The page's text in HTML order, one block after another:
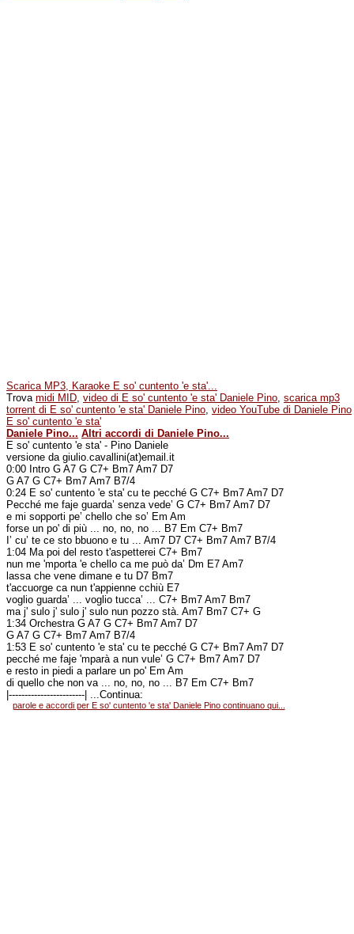
Scarica MP3, Karaoke E so' cuntento 'e sta'...
Trova midi MID, video di E so' cuntento 'e sta' Daniele Pino, scarica mp3
torrent di E so' cuntento 'e sta' Daniele Pino, video YouTube di Daniele Pino
E so' cuntento 'e sta'
Daniele Pino... Altri accordi di Daniele Pino...
E so' cuntento 'e sta' - Pino Daniele
versione da giulio.cavallini(at)email.it
0:00 Intro G A7 G C7+ Bm7 Am7 D7
G A7 G C7+ Bm7 Am7 B7/4
0:24 E so' cuntento 'e sta' cu te pecché G C7+ Bm7 Am7 D7
Pecché me faje guarda’ senza vede’ G C7+ Bm7 Am7 D7
e mi sopporti pe’ chello che so’ Em Am
forse un po' di più ... no, no, no ... B7 Em C7+ Bm7
I’ cu’ te ce sto bbuono e tu ... Am7 D7 C7+ Bm7 Am7 B7/4
1:04 Ma poi del resto t'aspetterei C7+ Bm7
nun me 'mporta 'e chello ca me può da’ Dm E7 Am7
lassa che vene dimane e tu D7 Bm7
t'accuorge ca nun t'appienne cchiù E7
voglio guarda’ ... voglio tucca’ ... C7+ Bm7 Am7 Bm7
ma j' sulo j' sulo j' sulo nun pozzo stà. Am7 Bm7 C7+ G
1:34 Orchestra G A7 G C7+ Bm7 Am7 D7
G A7 G C7+ Bm7 Am7 B7/4
1:53 E so' cuntento 'e sta' cu te pecché G C7+ Bm7 Am7 D7
pecché me faje 'mparà a nun vule’ G C7+ Bm7 Am7 D7
e resto in piedi a parlare un po' Em Am
di quello che non va ... no, no, no ... B7 Em C7+ Bm7
|------------------------| ...Continua:
parole e accordi per E so' cuntento 'e sta' Daniele Pino continuano qui...